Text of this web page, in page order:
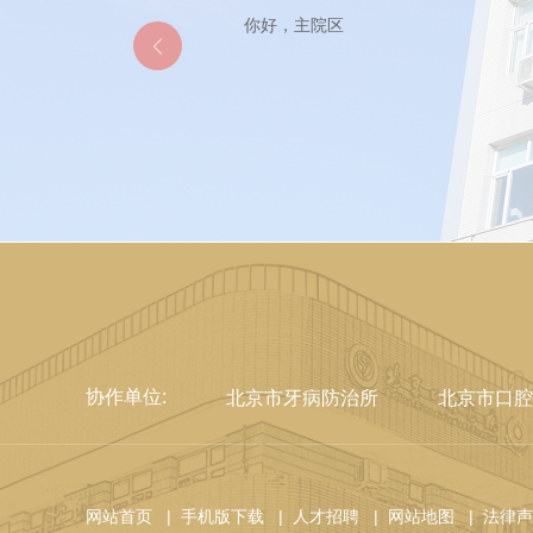
你好，主院区
协作单位: 北京市牙病防治所 北京市口
网站首页 | 手机版下载 | 人才招聘 | 网站地图 | 法律